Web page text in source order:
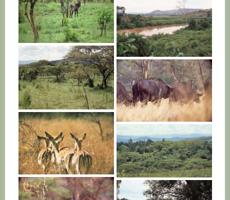
RWANDA
RWANDA
RWANDA
RWANDA
RWANDA